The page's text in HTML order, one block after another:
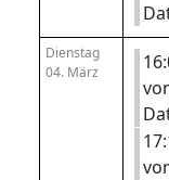
Dienstag
04. März